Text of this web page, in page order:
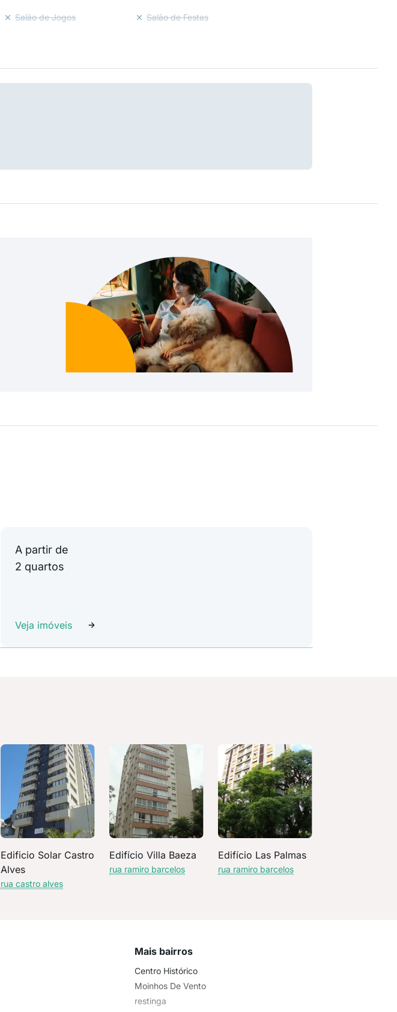
Salão de Jogos Salão de Festas
A partir de
2 quartos
Veja imóveis
Edificio Solar Castro
Alves
rua castro alves
Edifício Villa Baeza
rua ramiro barcelos
Edifício Las Palmas
rua ramiro barcelos
Mais bairros
Centro Histórico
Moinhos De Vento
restinga